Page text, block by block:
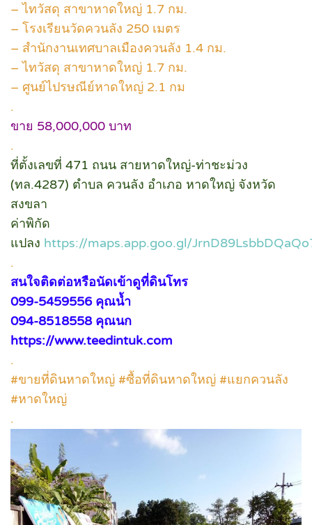
– ไทวัสดุ สาขาหาดใหญ่ 1.7 กม.
– โรงเรียนวัดควนลัง 250 เมตร
– สำนักงานเทศบาลเมืองควนลัง 1.4 กม.
– ไทวัสดุ สาขาหาดใหญ่ 1.7 กม.
– ศูนย์ไปรษณีย์หาดใหญ่ 2.1 กม
.
ขาย 58,000,000 บาท
.
ที่ตั้งเลขที่ 471 ถนน สายหาดใหญ่-ท่าชะม่วง
(ทล.4287) ตำบล ควนลัง อำเภอ หาดใหญ่ จังหวัด
สงขลา
ค่าพิกัด
แปลง https://maps.app.goo.gl/
.
สนใจติดต่อหรือนัดเข้าดูที่ดินโทร
099-5459556 คุณน้ำ
094-8518558 คุณนก
https://www.teedintuk.com
.
#ขายที่ดินหาดใหญ่ #ซื้อที่ดินหาดใหญ่ #แยกควนลัง
#หาดใหญ่
.